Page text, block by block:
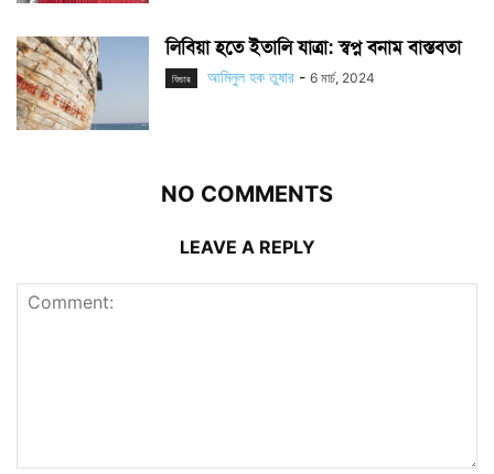
লিবিয়া হতে ইতালি যাত্রা: স্বপ্ন বনাম বাস্তবতা
ফিচার আমিনুল হক তুষার - 6 মার্চ, 2024
NO COMMENTS
LEAVE A REPLY